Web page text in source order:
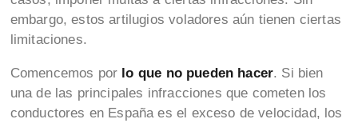
embargo, estos artilugios voladores aún tienen ciertas
limitaciones.
Comencemos por lo que no pueden hacer. Si bien
una de las principales infracciones que cometen los
conductores en España es el exceso de velocidad, los